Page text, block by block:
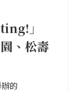
」
、松壽
的